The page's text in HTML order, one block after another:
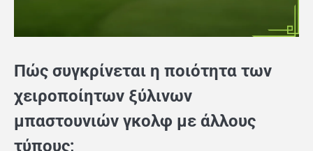
Πώς συγκρίνεται η ποιότητα των
χειροποίητων ξύλινων
μπαστουνιών γκολφ με άλλους
τύπους;